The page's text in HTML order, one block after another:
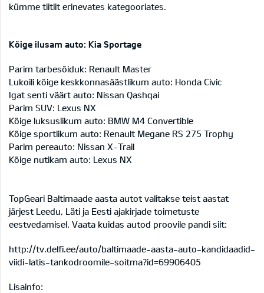
kümme tiitlit erinevates kategooriates.
Kõige ilusam auto: Kia Sportage
Parim tarbesõiduk: Renault Master
Lukoili kõige keskkonnasäästlikum auto: Honda Civic
Igat senti väärt auto: Nissan Qashqai
Parim SUV: Lexus NX
Kõige luksuslikum auto: BMW M4 Convertible
Kõige sportlikum auto: Renault Megane RS 275 Trophy
Parim pereauto: Nissan X-Trail
Kõige nutikam auto: Lexus NX
TopGeari Baltimaade aasta autot valitakse teist aastat
järjest Leedu, Läti ja Eesti ajakirjade toimetuste
eestvedamisel. Vaata kuidas autod proovile pandi siit:
http://tv.delfi.ee/auto/baltimaade-aasta-auto-kandidaadid-
viidi-latis-tankodroomile-soitma?id=69906405
Lisainfo: